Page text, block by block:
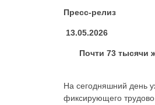
Пресс-релиз
13.05.2026
Почти 73 тысячи
На сегодняшний день
фиксирующего